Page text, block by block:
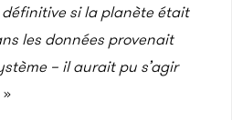
si la planète était
les données provenait
– il aurait pu s’agir
»